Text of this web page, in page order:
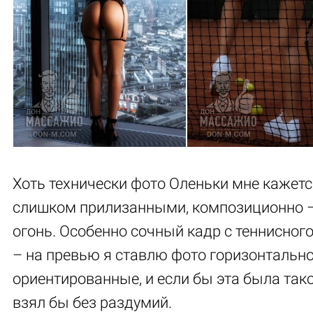
Хоть технически фото Оленьки мне
слишком прилизанными, композиционно
огонь. Особенно сочный кадр с
– на превью я ставлю фото
ориентированные, и если бы эта была
взял бы без раздумий.